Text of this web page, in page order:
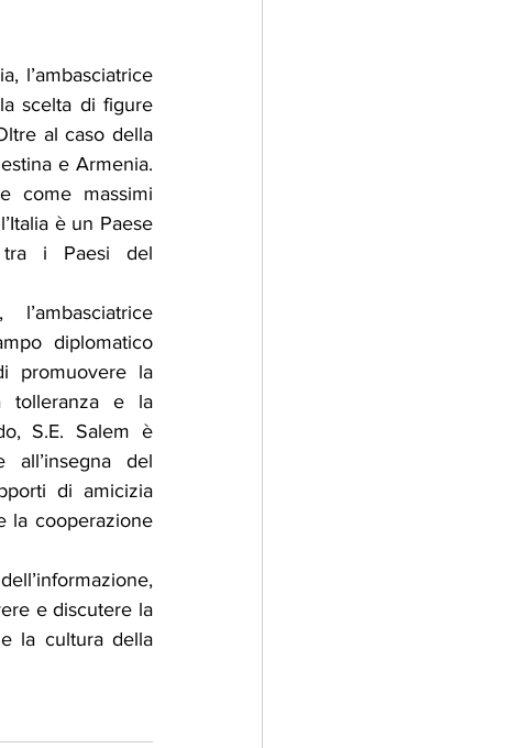
l’ambasciatrice
scelta di figure
al caso della
e Armenia.
come massimi
è un Paese
tra i Paesi del
diplomatico
promuovere la
tolleranza e la
S.E. Salem è
all’insegna del
di amicizia
la cooperazione
e discutere la
la cultura della